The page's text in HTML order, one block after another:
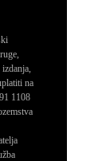
na
1108